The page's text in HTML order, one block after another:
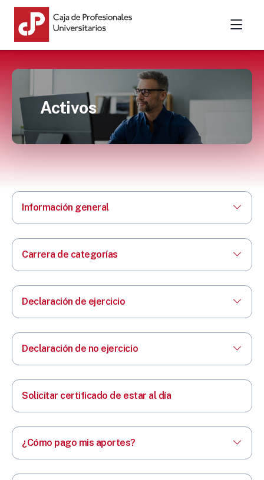
Activos
Información general
Carrera de categorías
Declaración de ejercicio
Declaración de no ejercicio
Solicitar certificado de estar al día
¿Cómo pago mis aportes?